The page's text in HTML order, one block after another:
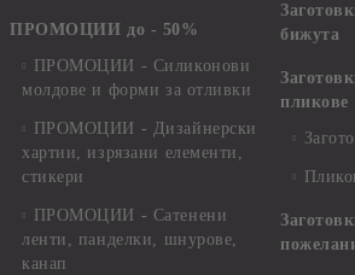
ПРОМОЦИИ до - 50%
ПРОМОЦИИ - Силиконови
молдове и форми за отливки
ПРОМОЦИИ - Дизайнерски
хартии, изрязани елементи,
стикери
ПРОМОЦИИ - Сатенени
ленти, панделки, шнурове,
канап
бижута
пликове